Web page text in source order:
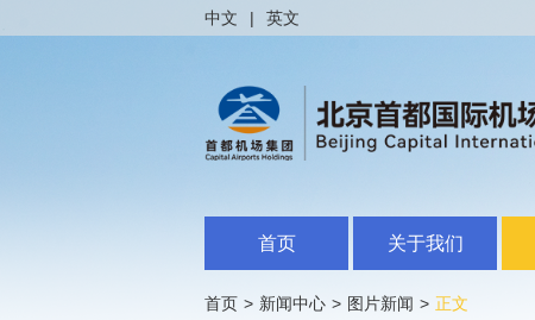
中文 | 英文
首页 关于我们
首页 > 新闻中心 > 图片新闻 > 正文